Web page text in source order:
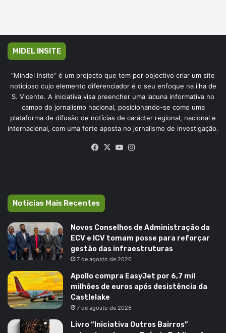
MIDEL INSITE
“Mindel Insite” é um projecto que tem por objectivo criar um site
noticioso cujo elemento diferenciador é o seu enfoque na ilha de
S. Vicente. A iniciativa visa preencher uma lacuna informativa no
campo do jornalismo nacional, posicionando-se como uma
plataforma de difusão de notícias de carácter regional, nacional e
internacional, com uma forte aposta no jornalismo de investigação.
Facebook
X YouTube
Noticias Mais Recentes
Novos Conselhos de Administração da
ECV e ICV tomam posse para reforçar
gestão das infraestruturas
7 de agosto de 2026
Apollo compra EasyJet por 6,7 mil
milhões de euros após desistência da
Castlelake
7 de agosto de 2026
Livro “Iniciativa Outros Bairros”